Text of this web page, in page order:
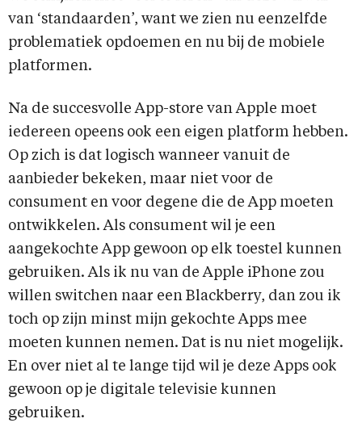
van ‘standaarden’, want we zien nu eenzelfde
problematiek opdoemen en nu bij de mobiele
platformen.
Na de succesvolle App-store van Apple moet
iedereen opeens ook een eigen platform hebben.
Op zich is dat logisch wanneer vanuit de
aanbieder bekeken, maar niet voor de
consument en voor degene die de App moeten
ontwikkelen. Als consument wil je een
aangekochte App gewoon op elk toestel kunnen
gebruiken. Als ik nu van de Apple iPhone zou
willen switchen naar een Blackberry, dan zou ik
toch op zijn minst mijn gekochte Apps mee
moeten kunnen nemen. Dat is nu niet mogelijk.
En over niet al te lange tijd wil je deze Apps ook
gewoon op je digitale televisie kunnen
gebruiken.